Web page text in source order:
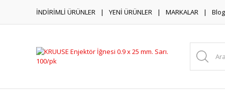
İNDİRİMLİ ÜRÜNLER YENİ ÜRÜNLER MARKALAR Blog